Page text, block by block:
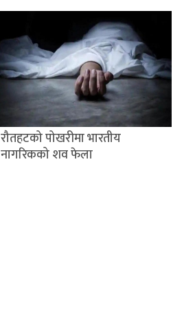
रौतहटको पोखरीमा भारतीय
नागरिकको शव फेला